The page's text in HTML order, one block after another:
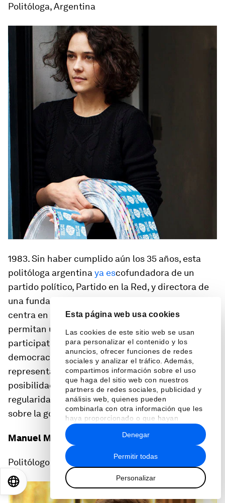
Esta página web usa cookies
Las cookies de este sitio web se usan
para personalizar el contenido y los
anuncios, ofrecer funciones de redes
sociales y analizar el tráfico. Además,
compartimos información sobre el uso
que haga del sitio web con nuestros
partners de redes sociales, publicidad y
análisis web, quienes pueden
combinarla con otra información que les
haya proporcionado o que hayan
recopilado a partir del uso que haya
hecho de sus servicios.
Permitir todas
Personalizar
Denegar
Politóloga, Argentina
1983. Sin haber cumplido aún los 35 años, esta
politóloga argentina ya escofundadora de un
partido político, Partido en la Red, y directora de
una fundación, DemocracyOs. Su trabajo se
centra en encontrar los mecanismos que
permitan una democracia más transparente y
participativa –a medio camino entre la
democracia directa y la tradicional
representativa– aprovechando las nuevas
posibilidades que ofrece Internet. Participa con
regularidad en conferencias internacionales
sobre la gobernabilidad y buen gobierno.
Manuel Muñiz
Politólogo
EN